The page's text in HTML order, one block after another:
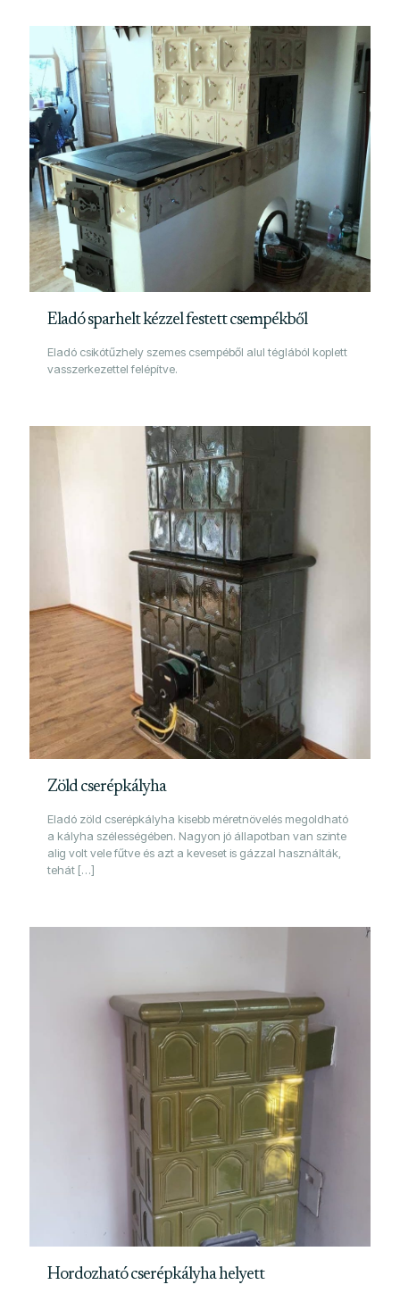
Eladó sparhelt kézzel festett csempékből
Eladó csikótűzhely szemes csempéből alul téglából koplett
vasszerkezettel felépítve.
Zöld cserépkályha
Eladó zöld cserépkályha kisebb méretnövelés megoldható
a kályha szélességében. Nagyon jó állapotban van szinte
alig volt vele fűtve és azt a keveset is gázzal használták,
tehát […]
Hordozható cserépkályha helyett